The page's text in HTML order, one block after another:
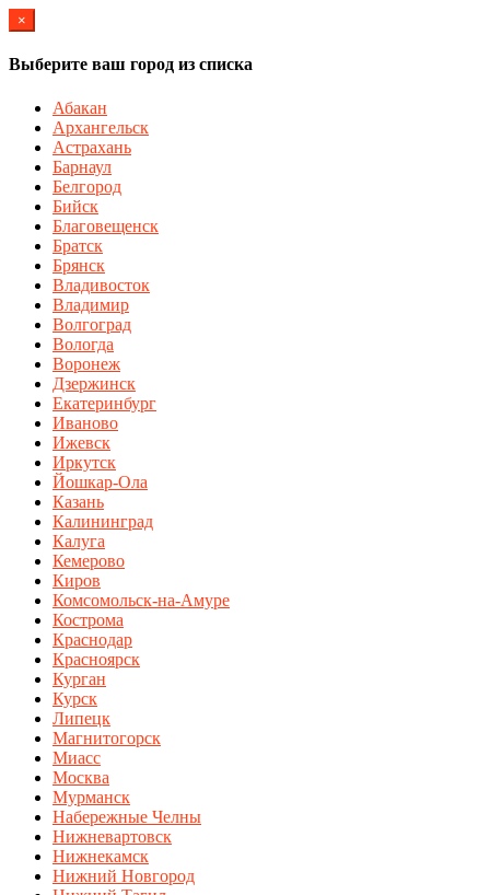
×
Выберите ваш город из списка
Абакан
Архангельск
Астрахань
Барнаул
Белгород
Бийск
Благовещенск
Братск
Брянск
Владивосток
Владимир
Волгоград
Вологда
Воронеж
Дзержинск
Екатеринбург
Иваново
Ижевск
Иркутск
Йошкар-Ола
Казань
Калининград
Калуга
Кемерово
Киров
Комсомольск-на-Амуре
Кострома
Краснодар
Красноярск
Курган
Курск
Липецк
Магнитогорск
Миасс
Москва
Мурманск
Набережные Челны
Нижневартовск
Нижнекамск
Нижний Новгород